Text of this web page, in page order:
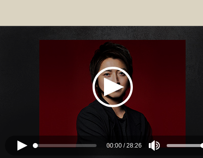
00:00 / 28:26